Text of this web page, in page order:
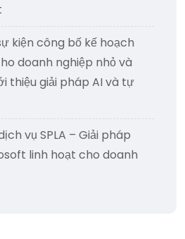
kiện công bố kế hoạch
doanh nghiệp nhỏ và
thiệu giải pháp AI và tự
vụ SPLA – Giải pháp
linh hoạt cho doanh